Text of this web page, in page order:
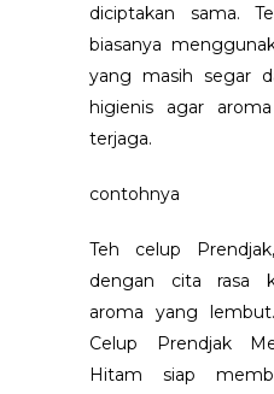
diciptakan sama.
biasanya
yang masih segar
higienis agar
terjaga.
contohnya
Teh celup
dengan cita rasa
aroma yang
Celup Prendjak
Hitam siap